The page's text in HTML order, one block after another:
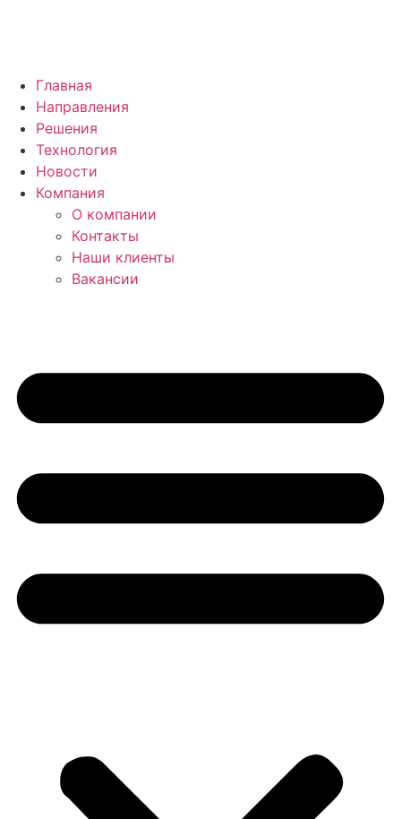
Главная
Направления
Решения
Технология
Новости
Компания
О компании
Контакты
Наши клиенты
Вакансии